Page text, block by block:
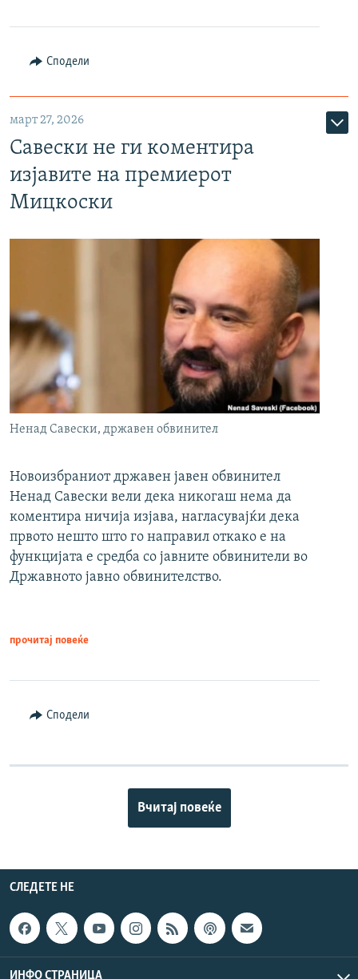
Сподели
март 27, 2026
Савески не ги коментира
изјавите на премиерот
Мицкоски
Ненад Савески, државен обвинител
Новоизбраниот државен јавен обвинител
Ненад Савески вели дека никогаш нема да
коментира ничија изјава, нагласувајќи дека
првото нешто што го направил откако е на
функцијата е средба со јавните обвинители во
Државното јавно обвинителство.
прочитај повеќе
Сподели
Вчитај повеќе
СЛЕДЕТЕ НЕ
ИНФО СТРАНИЦА